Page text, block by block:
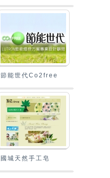
節能世代Co2free
國城天然手工皂